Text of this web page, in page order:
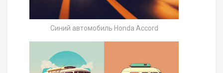
Синий автомобиль Honda Accord